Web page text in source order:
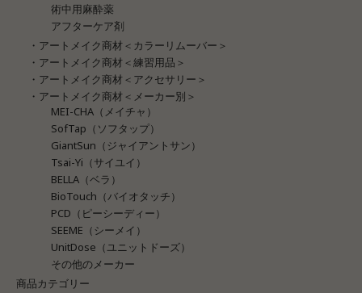
術中用麻酔薬
アフターケア剤
・アートメイク商材＜カラーリムーバー＞
・アートメイク商材＜練習用品＞
・アートメイク商材＜アクセサリー＞
・アートメイク商材＜メーカー別＞
MEI-CHA（メイチャ）
SofTap（ソフタップ）
GiantSun（ジャイアントサン）
Tsai-Yi（サイユイ）
BELLA（ベラ）
BioTouch（バイオタッチ）
PCD（ピーシーディー）
SEEME（シーメイ）
UnitDose（ユニットドーズ）
その他のメーカー
商品カテゴリー